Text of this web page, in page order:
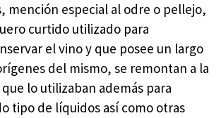
mención especial al odre o pellejo,
curtido utilizado para
el vino y que posee un largo
del mismo, se remontan a la
lo utilizaban además para
tipo de líquidos así como otras